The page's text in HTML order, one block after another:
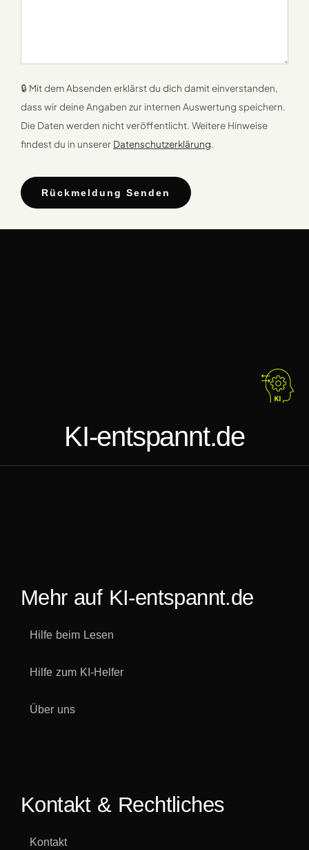
🔒 Mit dem Absenden erklärst du dich damit einverstanden,
dass wir deine Angaben zur internen Auswertung speichern.
Die Daten werden nicht veröffentlicht. Weitere Hinweise
findest du in unserer Datenschutzerklärung.
Rückmeldung Senden
KI-entspannt.de
Mehr auf KI-entspannt.de
Hilfe beim Lesen
Hilfe zum KI-Helfer
Über uns
Kontakt & Rechtliches
Kontakt